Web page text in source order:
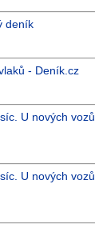
deník
- Deník.cz
U nových vozů
U nových vozů